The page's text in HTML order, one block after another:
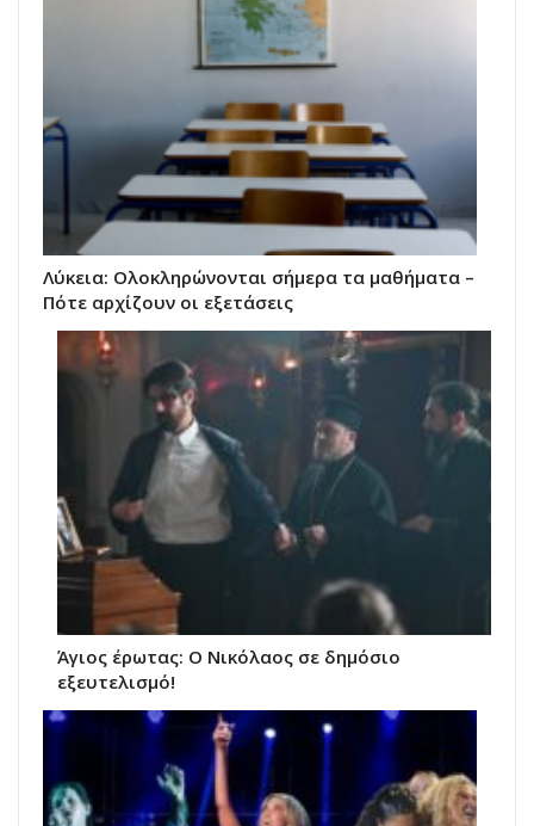
Λύκεια: Ολοκληρώνονται σήμερα τα μαθήματα –
Πότε αρχίζουν οι εξετάσεις
Άγιος έρωτας: Ο Νικόλαος σε δημόσιο
εξευτελισμό!